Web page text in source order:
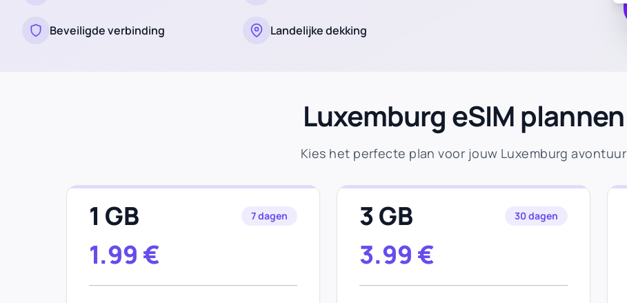
Beveiligde verbinding Landelijke dekking
Luxemburg eSIM plannen
Kies het perfecte plan voor jouw Luxemburg avontuur
1 GB 7 dagen
1.99 €
3 GB 30 dagen
3.99 €